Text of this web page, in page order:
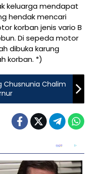
keluarga mendapat
hendak mencari
korban jenis vario B
Di sepeda motor
dibuka karung
korban. *)
Chusnunia Chalim